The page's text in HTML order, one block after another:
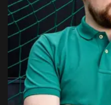
EURÓPA
ELŐADÓK
INGYENES DIÁK- ÉS
JEGYEK